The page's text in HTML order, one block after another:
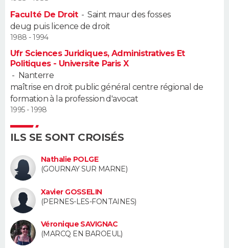
Alimentation
Guide de la santé
Maladies
Médicaments
Sommeil
VOYAGE
GUIDES D'ACHAT
BONS PLANS
Carte de Noël
Carte Bonne année
Carte Saint-Valentin
Carte Pâques
Carte d'anniversaire
DICTIONNAIRE
Dictionnaire
Biographies
Citations
Expressions
Proverbes
PROGRAMME TV
COPAINS D'AVANT
S'inscrire
Se connecter
Lycées
Collèges
Primaires
Universités
Entreprises
Service militaire
Avis de recherche
AVIS DE DÉCÈS
FORUM
Faculté De Droit-Saint maur des fosses
deug puis licence de droit
1988 - 1994
Ufr Sciences Juridiques, Administratives Et
Politiques - Universite Paris X
- Nanterre
maîtrise en droit public général centre régional de
formation à la profession d'avocat
1995 - 1998
ILS SE SONT CROISÉS
Nathalie POLGE
(GOURNAY SUR MARNE)
Xavier GOSSELIN
(PERNES-LES-FONTAINES)
Véronique SAVIGNAC
(MARCQ EN BAROEUL)